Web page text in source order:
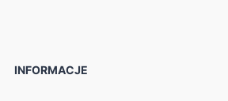
INFORMACJE